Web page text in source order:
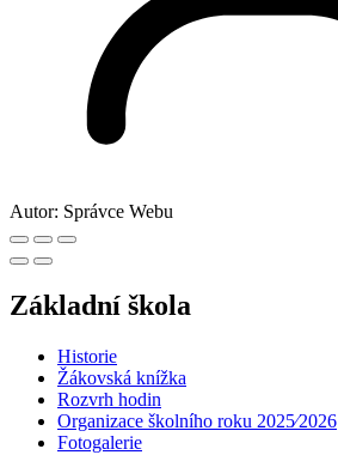
Autor: Správce Webu
Základní škola
Historie
Žákovská knížka
Rozvrh hodin
Organizace školního roku 2025⁄2026
Fotogalerie